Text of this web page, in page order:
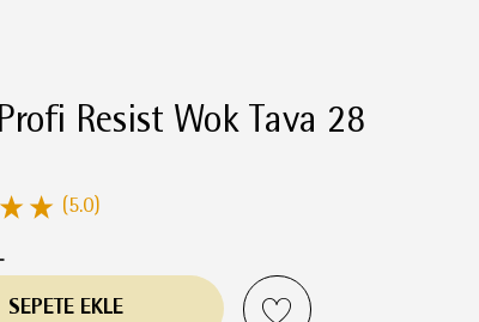
Resist Wok Tava 28
(5.0)
SEPETE EKLE